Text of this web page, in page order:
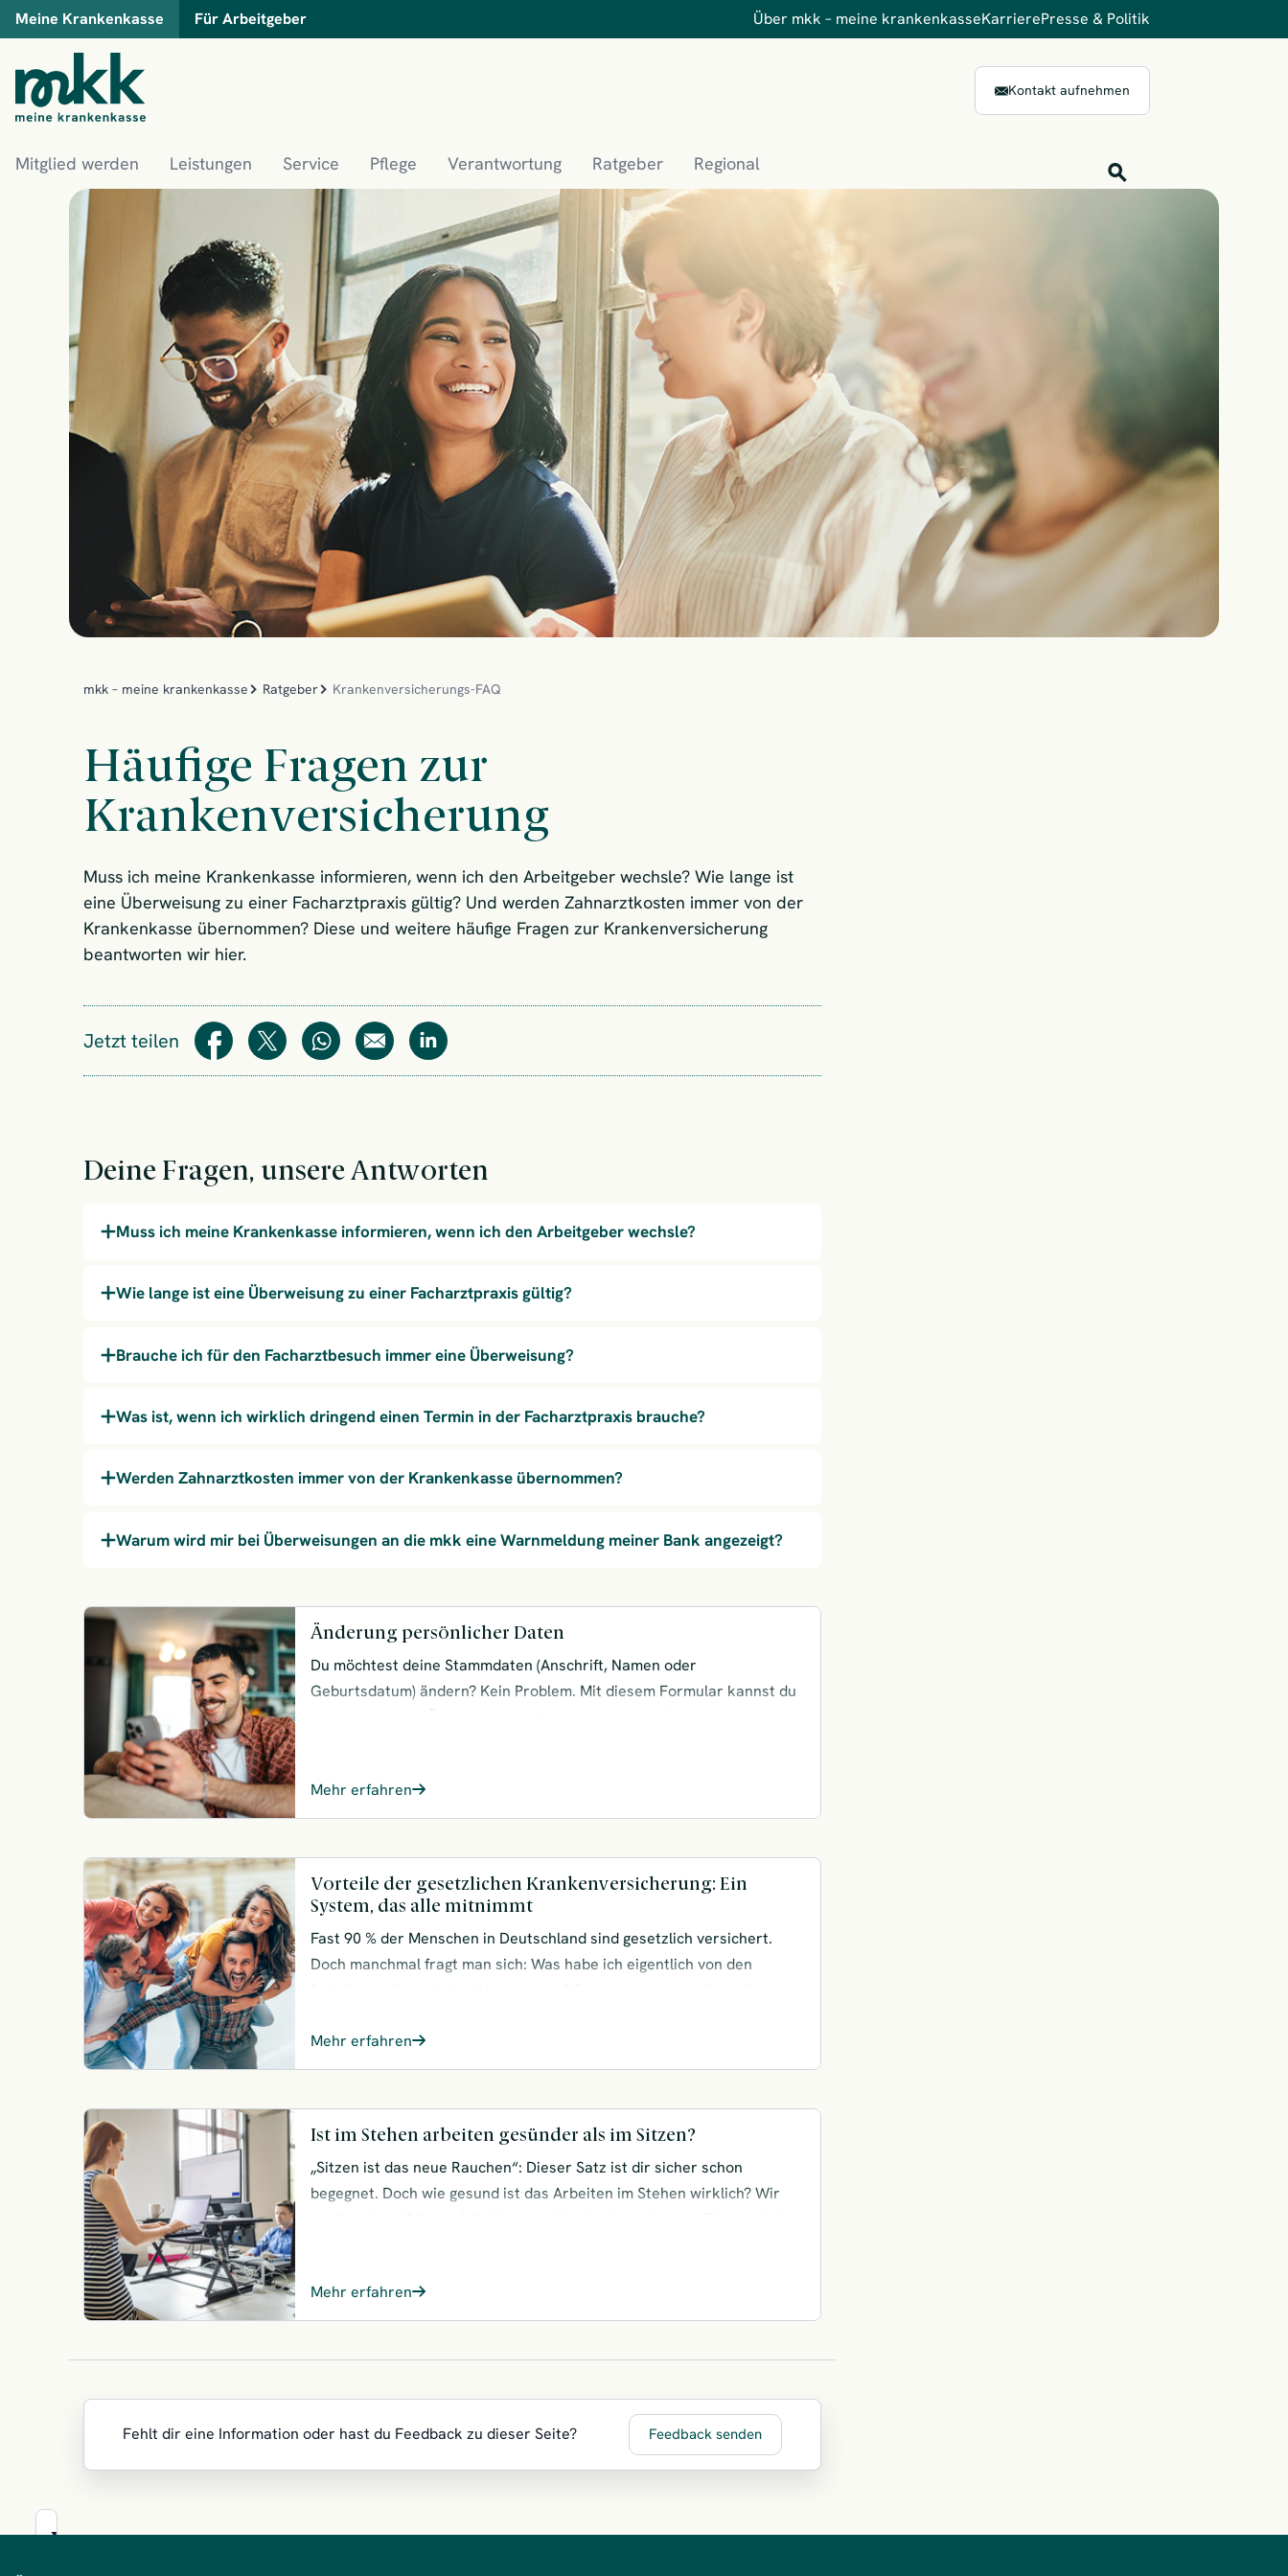
Meine Krankenkasse Für Arbeitgeber Über mkk – meine krankenkasseKarrierePresse & Politik
Kontakt aufnehmen
Finden
Mitglied werden Leistungen Service Pflege Verantwortung Ratgeber Regional
mkk – meine krankenkasse Ratgeber Krankenversicherungs-FAQ
Häufige Fragen zur
Krankenversicherung
Muss ich meine Krankenkasse informieren, wenn ich den Arbeitgeber wechsle? Wie lange ist
eine Überweisung zu einer Facharztpraxis gültig? Und werden Zahnarztkosten immer von der
Krankenkasse übernommen? Diese und weitere häufige Fragen zur Krankenversicherung
beantworten wir hier.
Jetzt teilen Teilen Teilen WhatsAppE-Mail Teilen
Deine Fragen, unsere Antworten
Muss ich meine Krankenkasse informieren, wenn ich den Arbeitgeber wechsle?
Wie lange ist eine Überweisung zu einer Facharztpraxis gültig?
Brauche ich für den Facharztbesuch immer eine Überweisung?
Was ist, wenn ich wirklich dringend einen Termin in der Facharztpraxis brauche?
Werden Zahnarztkosten immer von der Krankenkasse übernommen?
Warum wird mir bei Überweisungen an die mkk eine Warnmeldung meiner Bank angezeigt?
Änderung persönlicher Daten
Du möchtest deine Stammdaten (Anschrift, Namen oder
Geburtsdatum) ändern? Kein Problem. Mit diesem Formular kannst du
uns online deine Änderung mitteilen und uns die erforderlichen
Mehr erfahren
Vorteile der gesetzlichen Krankenversicherung: Ein
System, das alle mitnimmt
Fast 90 % der Menschen in Deutschland sind gesetzlich versichert.
Doch manchmal fragt man sich: Was habe ich eigentlich von den
Mehr erfahren
Ist im Stehen arbeiten gesünder als im Sitzen?
„Sitzen ist das neue Rauchen“: Dieser Satz ist dir sicher schon
begegnet. Doch wie gesund ist das Arbeiten im Stehen wirklich? Wir
Mehr erfahren
Fehlt dir eine Information oder hast du Feedback zu dieser Seite? Feedback senden
Wir